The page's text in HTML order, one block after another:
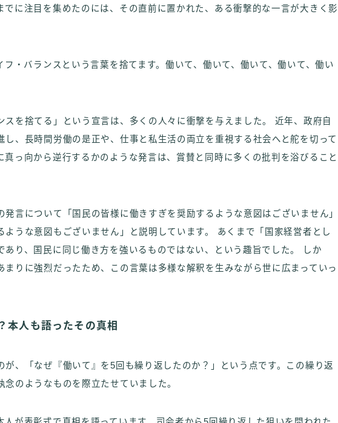
でに注目を集めたのには、その直前に置かれた、ある衝撃的な一言が大きく影
・バランスという言葉を捨てます。働いて、働いて、働いて、働いて、働い
スを捨てる」という宣言は、多くの人々に衝撃を与えました。 近年、政府自
し、長時間労働の是正や、仕事と私生活の両立を重視する社会へと舵を切って
真っ向から逆行するかのような発言は、賞賛と同時に多くの批判を浴びること
発言について「国民の皆様に働きすぎを奨励するような意図はございません」
ような意図もございません」と説明しています。 あくまで「国家経営者とし
あり、国民に同じ働き方を強いるものではない、という趣旨でした。 しか
まりに強烈だったため、この言葉は多様な解釈を生みながら世に広まっていっ
本人も語ったその真相
が、「なぜ『働いて』を5回も繰り返したのか？」という点です。この繰り返
念のようなものを際立たせていました。